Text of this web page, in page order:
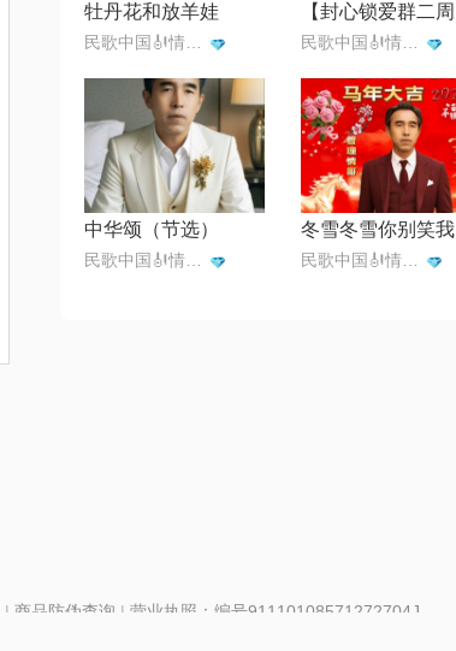
牡丹花和放羊娃
中华颂（节选） 冬雪冬雪你别笑我
| 商品防伪查询 | 营业执照：编号91110108571272704J